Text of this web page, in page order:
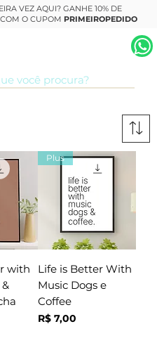
VEZ AQUI? GANHE 10% DE
O CUPOM PRIMEIROPEDIDO
with
Plus
Life is Better With
Music Dogs e
Coffee
Preço
R$ 7,00